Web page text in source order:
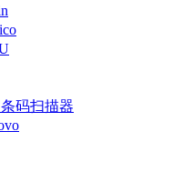
码扫描器